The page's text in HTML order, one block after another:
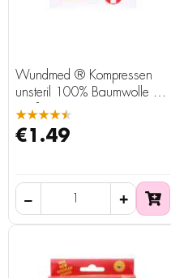
Wundmed ® Kompressen
unsteril 100% Baumwolle 3
Größen
★★★★★
€1.49